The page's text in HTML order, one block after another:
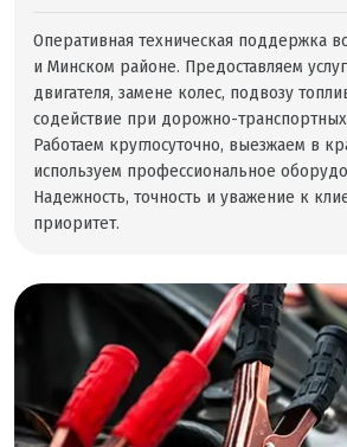
Оперативная техническая поддержка
и Минском районе. Предоставляем
двигателя, замене колес, подвозу
содействие при дорожно-
Работаем круглосуточно, выезжаем в
используем профессиональное
Надежность, точность и уважение к
приоритет.